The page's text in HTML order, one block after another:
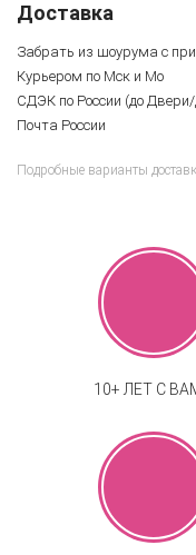
Доставка
Забрать из шоурума с
Курьером по Мск и Мо
СДЭК по России (до
Почта России
Подробные варианты
10+ ЛЕТ С